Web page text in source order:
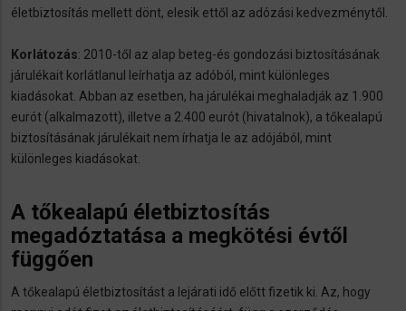
életbiztosítás mellett dönt, elesik ettől az adózási kedvezménytől.
Korlátozás: 2010-től az alap beteg-és gondozási biztosításának
járulékait korlátlanul leírhatja az adóból, mint különleges
kiadásokat. Abban az esetben, ha járulékai meghaladják az 1.900
eurót (alkalmazott), illetve a 2.400 eurót (hivatalnok), a tőkealapú
biztosításának járulékait nem írhatja le az adójából, mint
különleges kiadásokat.
A tőkealapú életbiztosítás
megadóztatása a megkötési évtől
függően
A tőkealapú életbiztosítást a lejárati idő előtt fizetik ki. Az, hogy